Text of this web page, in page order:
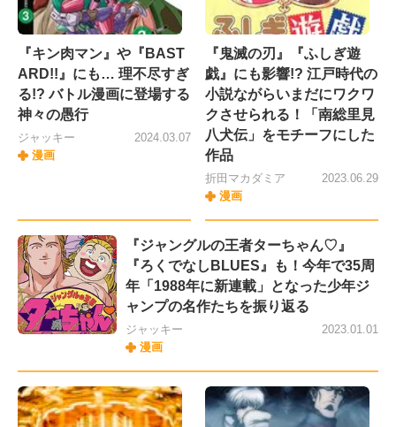
『キン肉マン』や『BAST
ARD!!』にも… 理不尽すぎ
る!? バトル漫画に登場する
神々の愚行
ジャッキー
漫画
2024.03.07
『鬼滅の刃』『ふしぎ遊
戯』にも影響!? 江戸時代の
小説ながらいまだにワクワ
クさせられる！「南総里見
八犬伝」をモチーフにした
作品
折田マカダミア
漫画
2023.06.29
『ジャングルの王者ターちゃん♡』
『ろくでなしBLUES』も！今年で35周
年「1988年に新連載」となった少年ジ
ャンプの名作たちを振り返る
ジャッキー
漫画
2023.01.01